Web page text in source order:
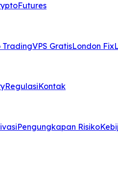
Futures
TradingVPS GratisLondon Fix
RegulasiKontak
Pengungkapan Risiko